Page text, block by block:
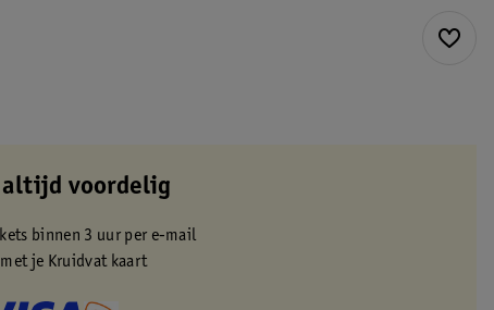
voordelig
binnen 3 uur per e-mail
je Kruidvat kaart